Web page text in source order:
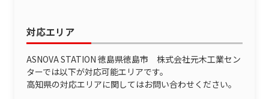
対応エリア
ASNOVA STATION 徳島県徳島市 株式会社元木工業セン
ターでは以下が対応可能エリアです。
高知県の対応エリアに関してはお問い合わせください。